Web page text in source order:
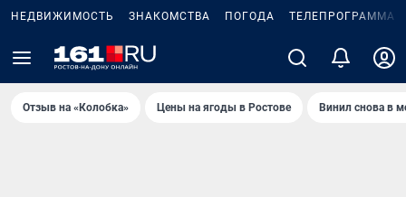
НЕДВИЖИМОСТЬ ЗНАКОМСТВА ПОГОДА ТЕЛЕПРОГРАММА
Отзыв на «Колобка» Цены на ягоды в Ростове Винил снова в